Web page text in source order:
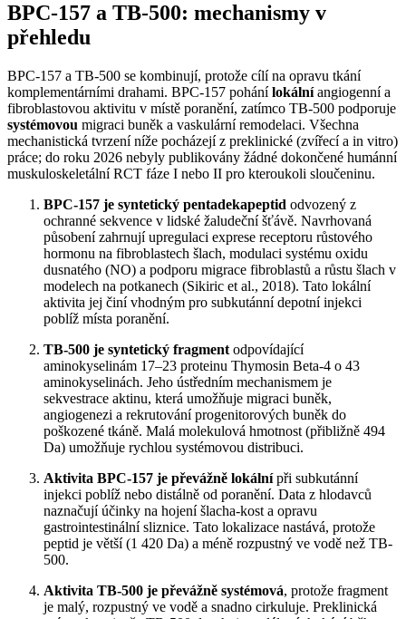
BPC-157 a TB-500: mechanismy v
přehledu
BPC-157 a TB-500 se kombinují, protože cílí na opravu tkání
komplementárními drahami. BPC-157 pohánílokálníangiogenní a
fibroblastovou aktivitu v místě poranění, zatímco TB-500 podporuje
systémovou migraci buněk a vaskulární remodelaci. Všechna
mechanistická tvrzení níže pocházejí z preklinické (zvířecí a in vitro)
práce; do roku 2026 nebyly publikovány žádné dokončené humánní
muskuloskeletální RCT fáze I nebo II pro kteroukoli sloučeninu.
BPC-157 je syntetický pentadekapeptid odvozený z
ochranné sekvence v lidské žaludeční šťávě. Navrhovaná
působení zahrnují upregulaci exprese receptoru růstového
hormonu na fibroblastech šlach, modulaci systému oxidu
dusnatého (NO) a podporu migrace fibroblastů a růstu šlach v
modelech na potkanech (Sikiric et al., 2018). Tato lokální
aktivita jej činí vhodným pro subkutánní depotní injekci
poblíž místa poranění.
TB-500 je syntetický fragment odpovídající
aminokyselinám 17–23 proteinu Thymosin Beta-4 o 43
aminokyselinách. Jeho ústředním mechanismem je
sekvestrace aktinu, která umožňuje migraci buněk,
angiogenezi a rekrutování progenitorových buněk do
poškozené tkáně. Malá molekulová hmotnost (přibližně 494
Da) umožňuje rychlou systémovou distribuci.
Aktivita BPC-157 je převážně lokálnípři subkutánní
injekci poblíž nebo distálně od poranění. Data z hlodavců
naznačují účinky na hojení šlacha-kost a opravu
gastrointestinální sliznice. Tato lokalizace nastává, protože
peptid je větší (1 420 Da) a méně rozpustný ve vodě než TB-
500.
Aktivita TB-500 je převážně systémová, protože fragment
je malý, rozpustný ve vodě a snadno cirkuluje. Preklinická